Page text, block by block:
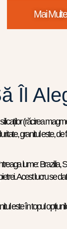
Mai
Îl
(răcirea
granitul este,
lume:
Acest lucru se
este în topul